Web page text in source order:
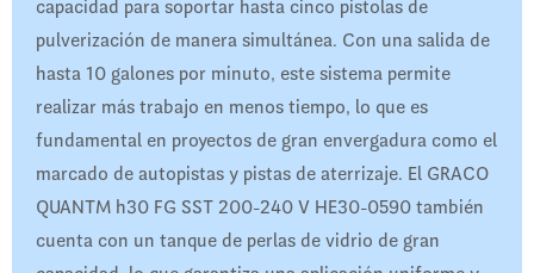
capacidad para soportar hasta cinco pistolas de
pulverización de manera simultánea. Con una salida de
hasta 10 galones por minuto, este sistema permite
realizar más trabajo en menos tiempo, lo que es
fundamental en proyectos de gran envergadura como el
marcado de autopistas y pistas de aterrizaje. El GRACO
QUANTM h30 FG SST 200-240 V HE30-0590 también
cuenta con un tanque de perlas de vidrio de gran